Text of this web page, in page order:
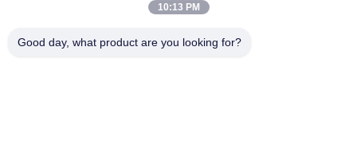
Elevação manual de
materiais
10:13 PM
Good day, what product are you looking for?